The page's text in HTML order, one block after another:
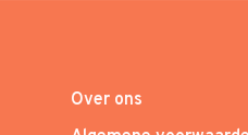
Over ons